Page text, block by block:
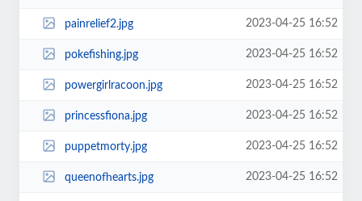
painrelief2.jpg 2023-04-25 16:52
pokefishing.jpg 2023-04-25 16:52
powergirlracoon.jpg 2023-04-25 16:52
princessfiona.jpg 2023-04-25 16:52
puppetmorty.jpg 2023-04-25 16:52
queenofhearts.jpg 2023-04-25 16:52